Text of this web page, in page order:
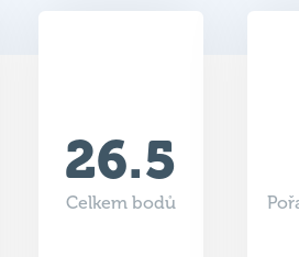
26.5
Celkem bodů